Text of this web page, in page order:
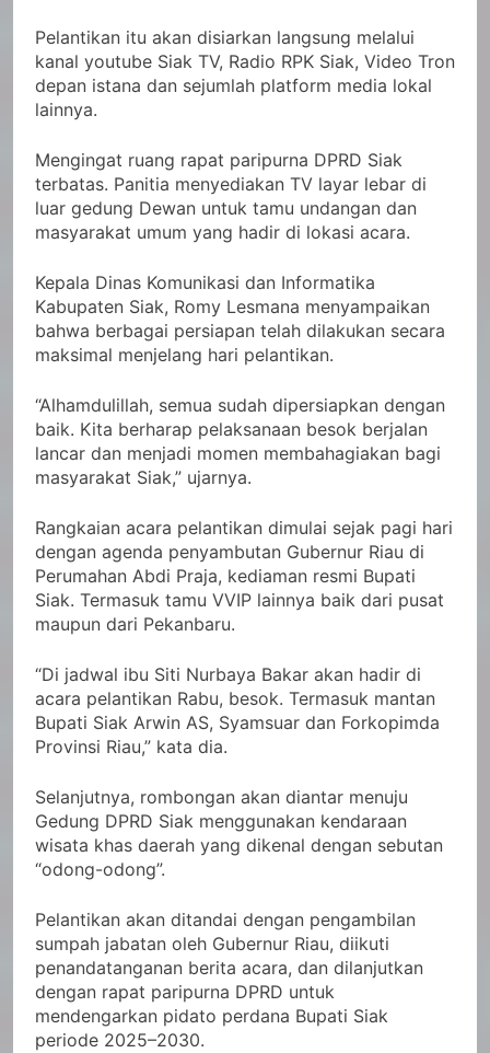
Pelantikan itu akan disiarkan langsung melalui
kanal youtube Siak TV, Radio RPK Siak, Video Tron
depan istana dan sejumlah platform media lokal
lainnya.
Mengingat ruang rapat paripurna DPRD Siak
terbatas. Panitia menyediakan TV layar lebar di
luar gedung Dewan untuk tamu undangan dan
masyarakat umum yang hadir di lokasi acara.
Kepala Dinas Komunikasi dan Informatika
Kabupaten Siak, Romy Lesmana menyampaikan
bahwa berbagai persiapan telah dilakukan secara
maksimal menjelang hari pelantikan.
“Alhamdulillah, semua sudah dipersiapkan dengan
baik. Kita berharap pelaksanaan besok berjalan
lancar dan menjadi momen membahagiakan bagi
masyarakat Siak,” ujarnya.
Rangkaian acara pelantikan dimulai sejak pagi hari
dengan agenda penyambutan Gubernur Riau di
Perumahan Abdi Praja, kediaman resmi Bupati
Siak. Termasuk tamu VVIP lainnya baik dari pusat
maupun dari Pekanbaru.
“Di jadwal ibu Siti Nurbaya Bakar akan hadir di
acara pelantikan Rabu, besok. Termasuk mantan
Bupati Siak Arwin AS, Syamsuar dan Forkopimda
Provinsi Riau,” kata dia.
Selanjutnya, rombongan akan diantar menuju
Gedung DPRD Siak menggunakan kendaraan
wisata khas daerah yang dikenal dengan sebutan
“odong-odong”.
Pelantikan akan ditandai dengan pengambilan
sumpah jabatan oleh Gubernur Riau, diikuti
penandatanganan berita acara, dan dilanjutkan
dengan rapat paripurna DPRD untuk
mendengarkan pidato perdana Bupati Siak
periode 2025–2030.